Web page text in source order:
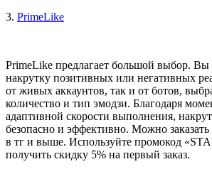
3. PrimeLike
PrimeLike предлагает большой выбор. Вы
накрутку позитивных или негативных
от живых аккаунтов, так и от ботов,
количество и тип эмодзи. Благодаря
адаптивной скорости выполнения,
безопасно и эффективно. Можно
в тг и выше. Используйте промокод
получить скидку 5% на первый заказ.